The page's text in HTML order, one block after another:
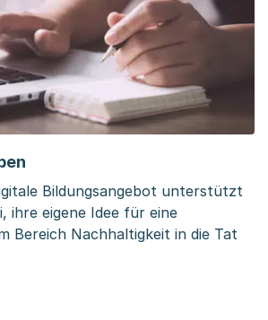
Bildungsangebot unterstützt
ihre eigene Idee für eine
Bereich Nachhaltigkeit in die Tat
schreiben